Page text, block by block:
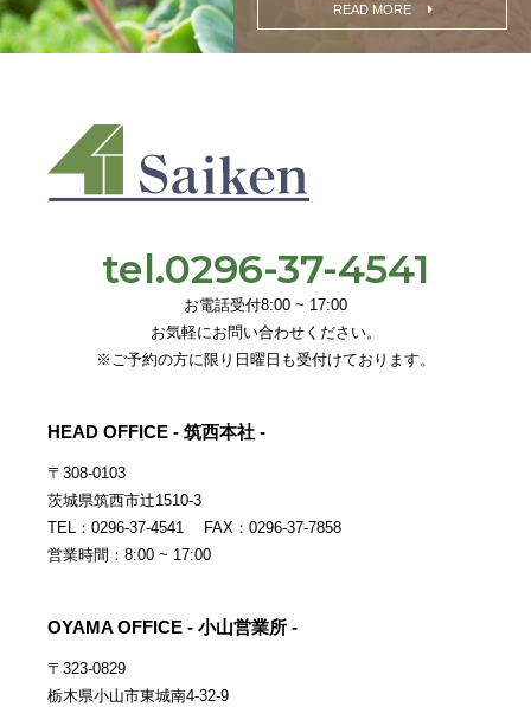
READ MORE
tel.0296-37-4541
お電話受付8:00 ~ 17:00
お気軽にお問い合わせください。
※ご予約の方に限り日曜日も受付けております。
HEAD OFFICE - 筑西本社 -
〒308-0103
茨城県筑西市辻1510-3
TEL：0296-37-4541 FAX：0296-37-7858
営業時間：8:00 ~ 17:00
OYAMA OFFICE - 小山営業所 -
〒323-0829
栃木県小山市東城南4-32-9